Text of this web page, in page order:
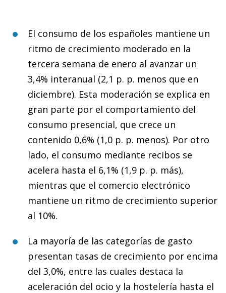
El consumo de los españoles mantiene un
ritmo de crecimiento moderado en la
tercera semana de enero al avanzar un
3,4% interanual (2,1 p. p. menos que en
diciembre). Esta moderación se explica en
gran parte por el comportamiento del
consumo presencial, que crece un
contenido 0,6% (1,0 p. p. menos). Por otro
lado, el consumo mediante recibos se
acelera hasta el 6,1% (1,9 p. p. más),
mientras que el comercio electrónico
mantiene un ritmo de crecimiento superior
al 10%.
La mayoría de las categorías de gasto
presentan tasas de crecimiento por encima
del 3,0%, entre las cuales destaca la
aceleración del ocio y la hostelería hasta el